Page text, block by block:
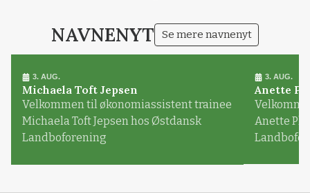
NAVNENYT Se mere navnenyt
3. AUG.
Michaela Toft Jepsen
Velkommen til økonomiassistent trainee
Michaela Toft Jepsen hos Østdansk
Landboforening
3. AUG.
Anette
Anette